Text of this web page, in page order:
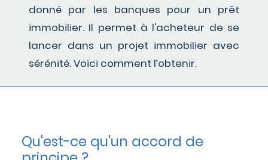
donné par les banques pour un prêt
immobilier. Il permet à l'acheteur de se
lancer dans un projet immobilier avec
sérénité. Voici comment l’obtenir.
Qu'est-ce qu'un accord de